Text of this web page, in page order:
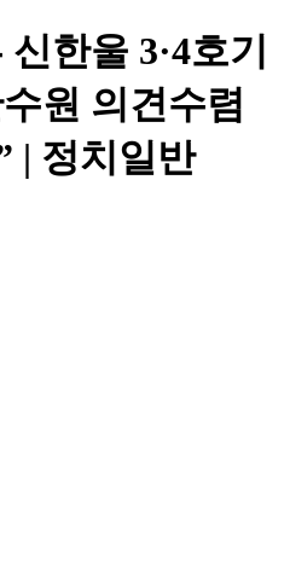
한울 3·4호기
원 의견수렴
| 정치일반